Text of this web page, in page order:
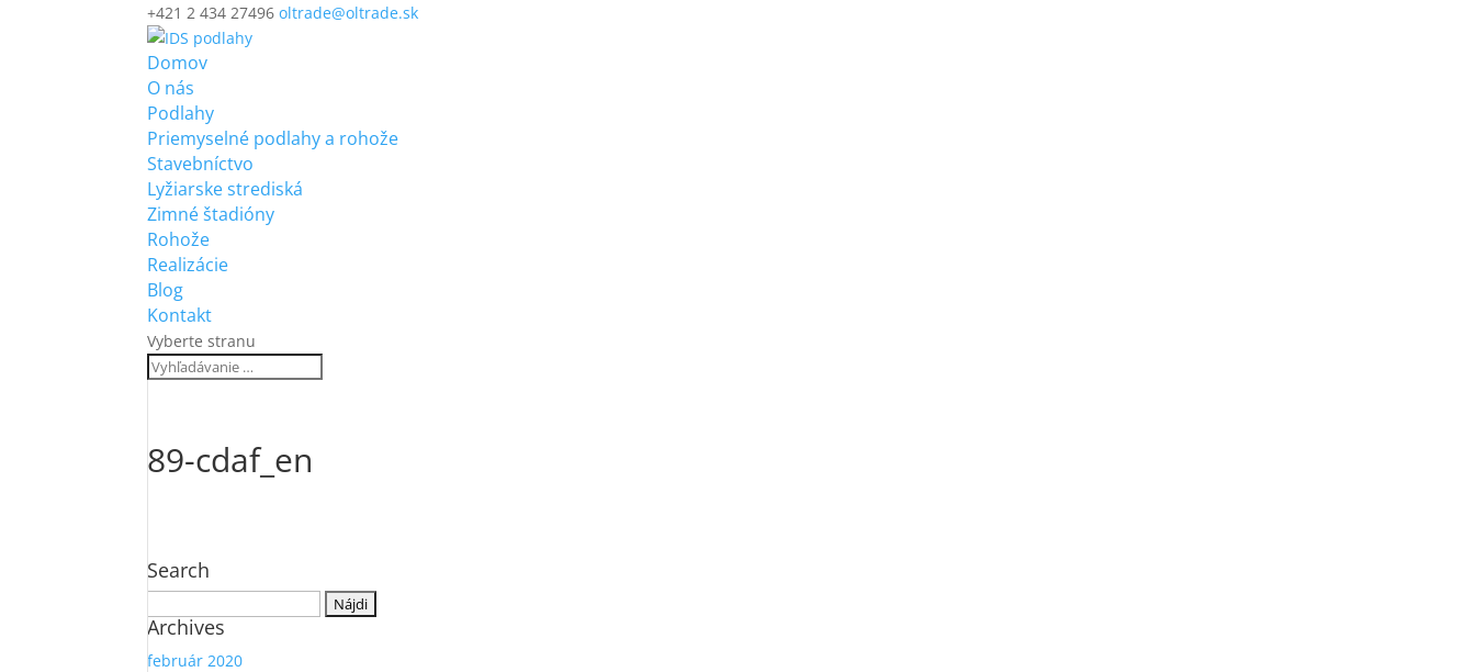
+421 2 434 27496 oltrade@oltrade.sk
Domov
O nás
Podlahy
Priemyselné podlahy a rohože
Stavebníctvo
Lyžiarske strediská
Zimné štadióny
Rohože
Realizácie
Blog
Kontakt
Vyberte stranu
89-cdaf_en
Search
Archives
február 2020